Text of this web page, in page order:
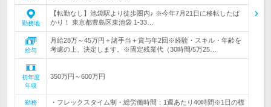
勤務地
【転勤なし】池袋駅より徒歩圏内♪ ※今年7月21日に移転したば
かり！ 東京都豊島区東池袋 1-33…
給与
月給28万～45万円＋諸手当＋賞与年2回※経験・スキル・年齢を
考慮の上、決定します。※固定残業代（30時間/5万25…
初年度
年収
350万円～600万円
勤務
・フレックスタイム制・総労働時間：1週あたり40時間※1日の標